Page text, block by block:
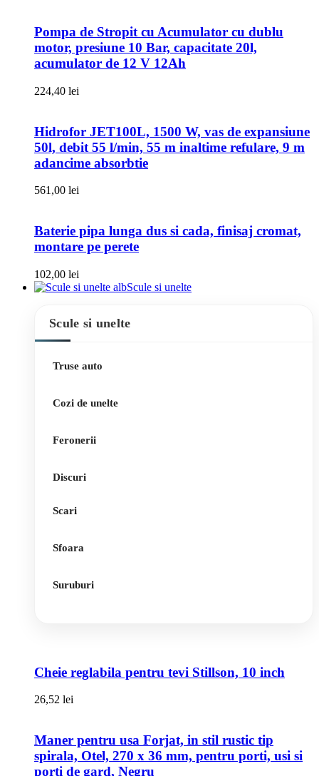
Pompa de Stropit cu Acumulator cu dublu
motor, presiune 10 Bar, capacitate 20l,
acumulator de 12 V 12Ah
224,40 lei
Hidrofor JET100L, 1500 W, vas de expansiune
50l, debit 55 l/min, 55 m inaltime refulare, 9 m
adancime absorbtie
561,00 lei
Baterie pipa lunga dus si cada, finisaj cromat,
montare pe perete
102,00 lei
Scule si unelte
Scule si unelte
Truse auto
Cozi de unelte
Feronerii
Discuri
Scari
Sfoara
Suruburi
Cheie reglabila pentru tevi Stillson, 10 inch
26,52 lei
Maner pentru usa Forjat, in stil rustic tip
spirala, Otel, 270 x 36 mm, pentru porti, usi si
porti de gard, Negru